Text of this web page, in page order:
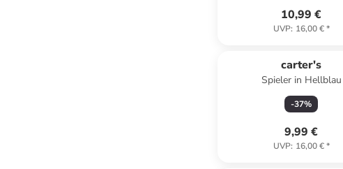
10,99 €
UVP: 16,00 €*
carter's
Spieler in Hellblau
-37%
9,99 €
UVP: 16,00 €*